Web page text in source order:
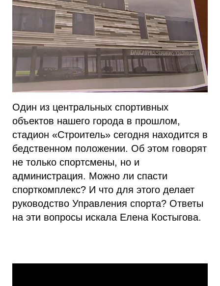
Один из центральных спортивных
объектов нашего города в прошлом,
стадион «Строитель» сегодня находится в
бедственном положении. Об этом говорят
не только спортсмены, но и
администрация. Можно ли спасти
спорткомплекс? И что для этого делает
руководство Управления спорта? Ответы
на эти вопросы искала Елена Костыгова.